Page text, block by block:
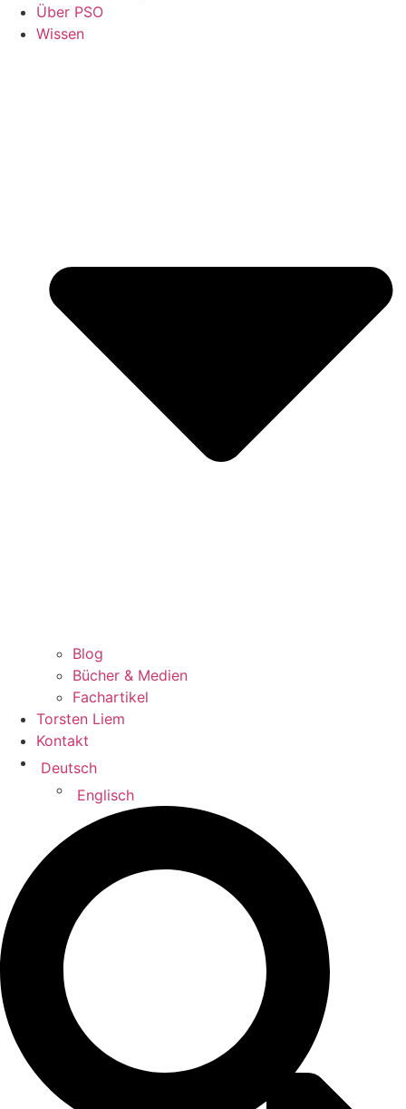
Über PSO
Wissen
Blog
Bücher & Medien
Fachartikel
Torsten Liem
Kontakt
Deutsch
Englisch